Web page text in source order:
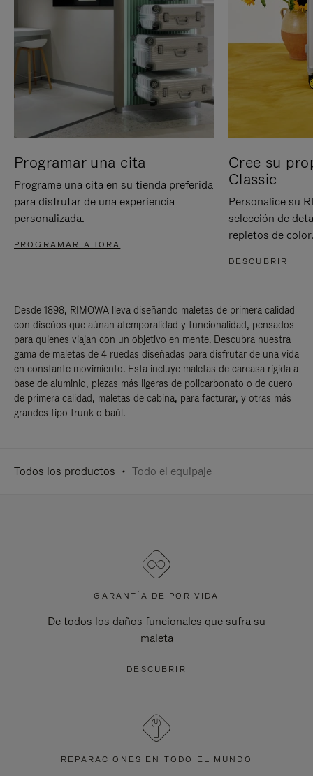
Programar una cita
Programe una cita en su tienda preferida
para disfrutar de una experiencia
personalizada.
PROGRAMAR AHORA
Cree su
Classic
Personalice su
selección de
repletos de color.
DESCUBRIR
Desde 1898, RIMOWA lleva diseñando maletas de primera calidad
con diseños que aúnan atemporalidad y funcionalidad, pensados
para quienes viajan con un objetivo en mente. Descubra nuestra
gama de maletas de 4 ruedas diseñadas para disfrutar de una vida
en constante movimiento. Esta incluye maletas de carcasa rígida a
base de aluminio, piezas más ligeras de policarbonato o de cuero
de primera calidad, maletas de cabina, para facturar, y otras más
grandes tipo trunk o baúl.
Todos los productos Todo el equipaje
GARANTÍA DE POR VIDA
De todos los daños funcionales que sufra su
maleta
DESCUBRIR
REPARACIONES EN TODO EL MUNDO